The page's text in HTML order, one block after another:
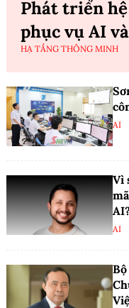
Phát triển
phục vụ AI
HẠ TẦNG THÔNG MINH
AI
Vì
AI